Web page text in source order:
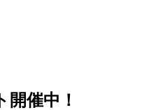
催中！